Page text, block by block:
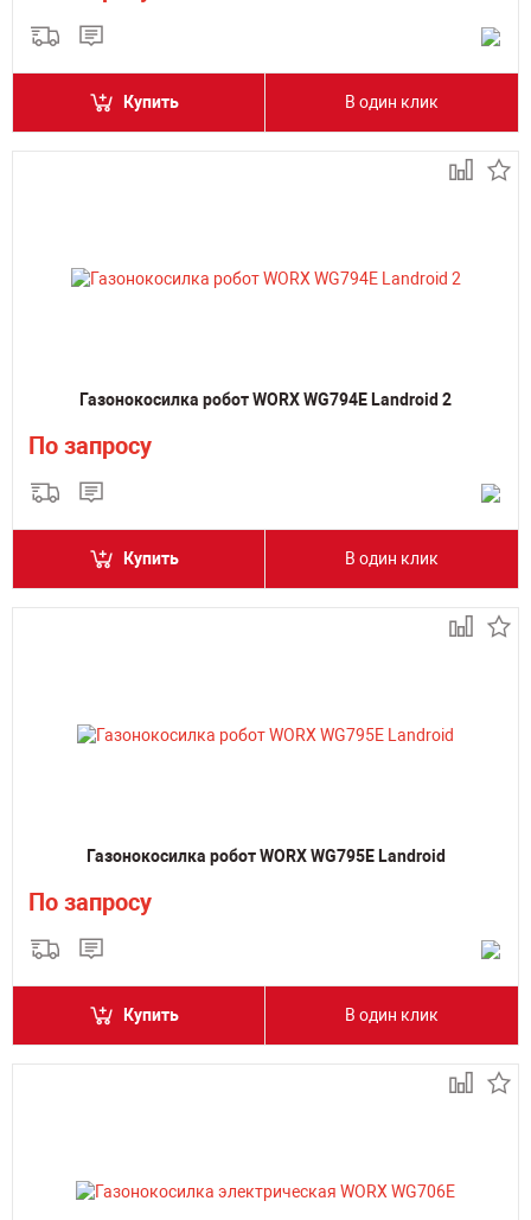
Купить В один клик
Газонокосилка робот WORX WG794E Landroid 2
По запросу
Купить В один клик
Газонокосилка робот WORX WG795E Landroid
По запросу
Купить В один клик